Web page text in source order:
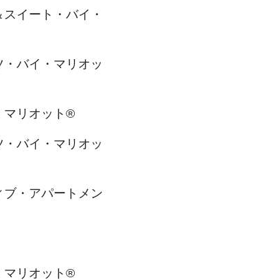
イート・バイ・
バイ・マリオッ
マリオット®
バイ・マリオッ
・アパートメン
マリオット®